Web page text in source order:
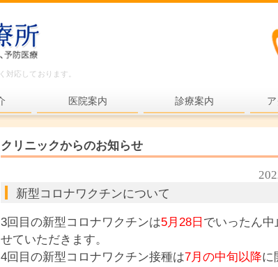
対応しております。
医院案内 診療案内
内科一般
各種検査
老年医療
クリニックからのお知らせ
新型コロナワクチンについて
3回目の新型コロナワクチンは5月28日 でいったん中
せていただきます。
4回目の新型コロナワクチン接種は7月の中旬以降に